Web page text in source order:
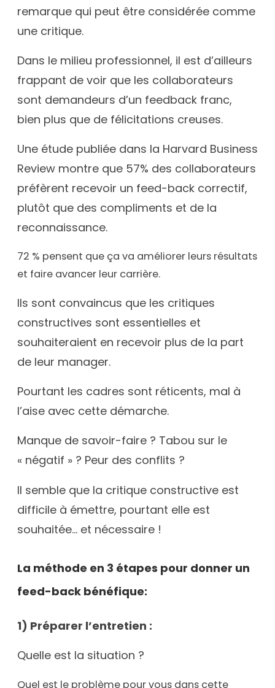
remarque qui peut être considérée comme
une critique.
Dans le milieu professionnel, il est d’ailleurs
frappant de voir que les collaborateurs
sont demandeurs d’un feedback franc,
bien plus que de félicitations creuses.
Une étude publiée dans la Harvard Business
Review montre que 57% des collaborateurs
préfèrent recevoir un feed-back correctif,
plutôt que des compliments et de la
reconnaissance.
72 % pensent que ça va améliorer leurs résultats
et faire avancer leur carrière.
Ils sont convaincus que les critiques
constructives sont essentielles et
souhaiteraient en recevoir plus de la part
de leur manager.
Pourtant les cadres sont réticents, mal à
l’aise avec cette démarche.
Manque de savoir-faire ? Tabou sur le
« négatif » ? Peur des conflits ?
Il semble que la critique constructive est
difficile à émettre, pourtant elle est
souhaitée… et nécessaire !
La méthode en 3 étapes pour donner un
feed-back bénéfique:
1) Préparer l’entretien :
Quelle est la situation ?
Quel est le problème pour vous dans cette